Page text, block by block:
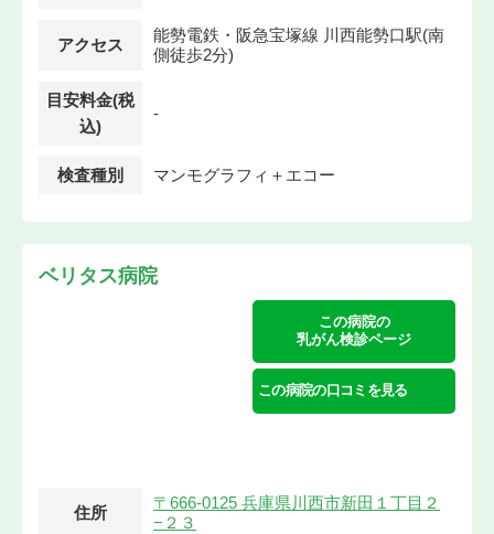
アクセス
能勢電鉄・阪急宝塚線 川西能勢口駅(南
側徒歩2分)
目安料金(税
込)
-
検査種別 マンモグラフィ＋エコー
ベリタス病院
この病院の
乳がん検診ページ
この病院の口コミを見る
住所
〒666-0125 兵庫県川西市新田１丁目２
−２３